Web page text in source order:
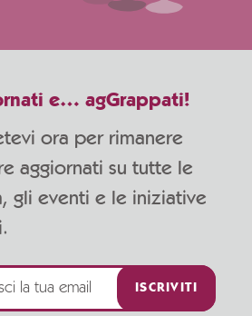
e… agGrappati!
ora per rimanere
aggiornati su tutte le
gli eventi e le iniziative
ISCRIVITI